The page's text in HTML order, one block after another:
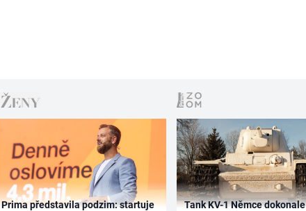
Prima představila podzim: startuje
Tank KV-1 Němce dokonale